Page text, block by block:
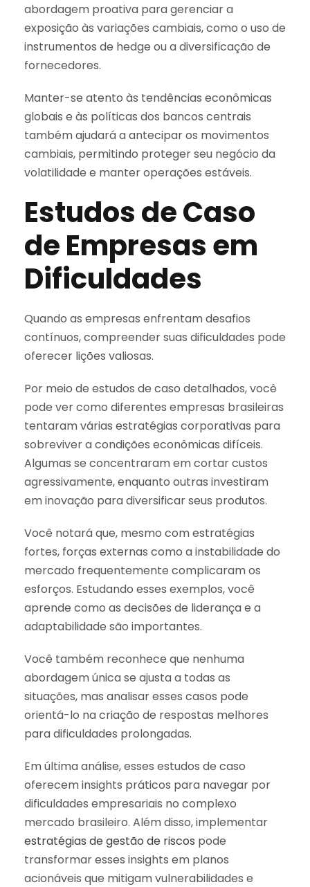
abordagem proativa para gerenciar a
exposição às variações cambiais, como o uso de
instrumentos de hedge ou a diversificação de
fornecedores.
Manter-se atento às tendências econômicas
globais e às políticas dos bancos centrais
também ajudará a antecipar os movimentos
cambiais, permitindo proteger seu negócio da
volatilidade e manter operações estáveis.
Estudos de Caso
de Empresas em
Dificuldades
Quando as empresas enfrentam desafios
contínuos, compreender suas dificuldades pode
oferecer lições valiosas.
Por meio de estudos de caso detalhados, você
pode ver como diferentes empresas brasileiras
tentaram várias estratégias corporativas para
sobreviver a condições econômicas difíceis.
Algumas se concentraram em cortar custos
agressivamente, enquanto outras investiram
em inovação para diversificar seus produtos.
Você notará que, mesmo com estratégias
fortes, forças externas como a instabilidade do
mercado frequentemente complicaram os
esforços. Estudando esses exemplos, você
aprende como as decisões de liderança e a
adaptabilidade são importantes.
Você também reconhece que nenhuma
abordagem única se ajusta a todas as
situações, mas analisar esses casos pode
orientá-lo na criação de respostas melhores
para dificuldades prolongadas.
Em última análise, esses estudos de caso
oferecem insights práticos para navegar por
dificuldades empresariais no complexo
mercado brasileiro. Além disso, implementar
estratégias de gestão de riscos pode
transformar esses insights em planos
acionáveis que mitigam vulnerabilidades e